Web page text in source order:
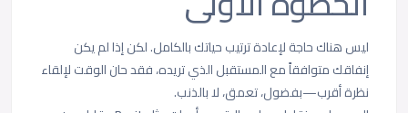
ليس هناك حاجة لإعادة ترتيب حياتك بالكامل. لكن إذا لم يكن
إنفاقك متوافقاً مع المستقبل الذي تريده، فقد حان الوقت لإلقاء
نظرة أقرب—بفضول، تعمق، لا بالذنب.